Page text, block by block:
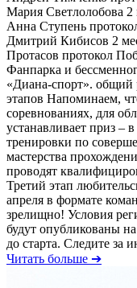
Мария Светлолобова 2
Анна Ступень
Дмитрий Кибисов 2
Протасов протокол
Фанпарка и
«Диана-спорт». общий
этапов Напоминаем,
соревнованиях, для
устанавливает приз –
тренировки по
мастерства
проводят
Третий этап
апреля в формате
зрелищно! Условия
будут опубликованы
до старта. Следите за
Читать больше ➔